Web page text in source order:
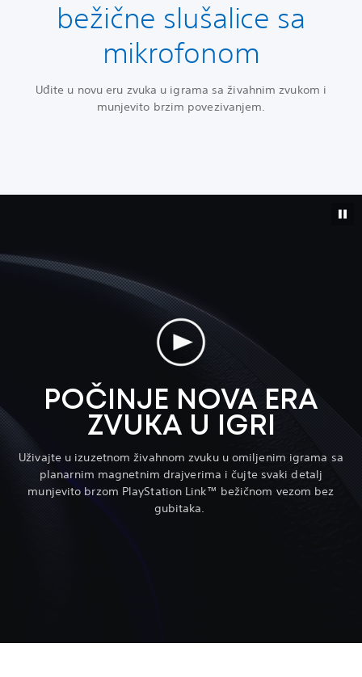
bežične slušalice sa
mikrofonom
Uđite u novu eru zvuka u igrama sa živahnim zvukom i
munjevito brzim povezivanjem.
POČINJE NOVA ERA
ZVUKA U IGRI
Uživajte u izuzetnom živahnom zvuku u omiljenim igrama sa
planarnim magnetnim drajverima i čujte svaki detalj
munjevito brzom PlayStation Link™ bežičnom vezom bez
gubitaka.